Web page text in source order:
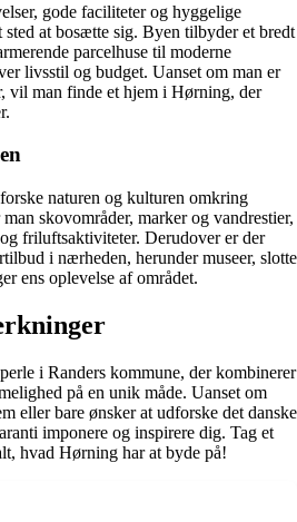
gode faciliteter og hyggelige
at bosætte sig. Byen tilbyder et bredt
parcelhuse til moderne
livsstil og budget. Uanset om man er
vil man finde et hjem i Hørning, der
naturen og kulturen omkring
skovområder, marker og vandrestier,
friluftsaktiviteter. Derudover er der
i nærheden, herunder museer, slotte
ens oplevelse af området.
i Randers kommune, der kombinerer
på en unik måde. Uanset om
eller bare ønsker at udforske det danske
imponere og inspirere dig. Tag et
hvad Hørning har at byde på!